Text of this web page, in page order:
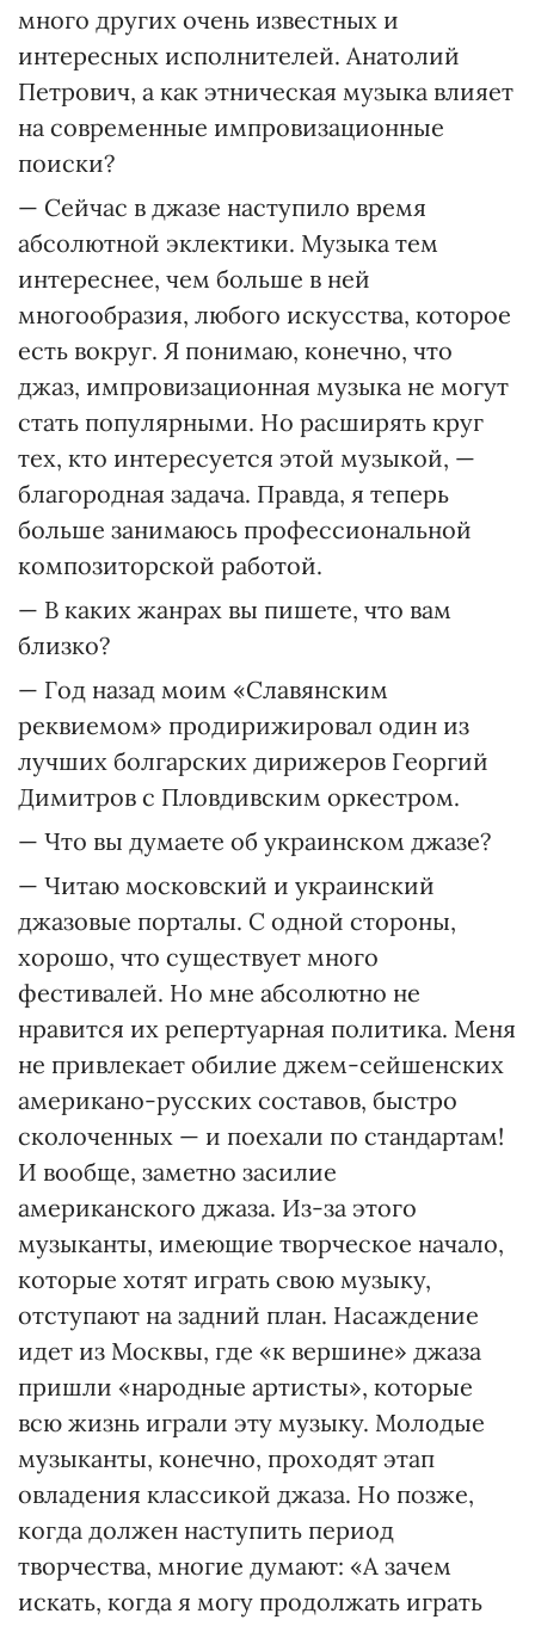
много других очень известных и
интересных исполнителей. Анатолий
Петрович, а как этническая музыка влияет
на современные импровизационные
поиски?
— Сейчас в джазе наступило время
абсолютной эклектики. Музыка тем
интереснее, чем больше в ней
многообразия, любого искусства, которое
есть вокруг. Я понимаю, конечно, что
джаз, импровизационная музыка не могут
стать популярными. Но расширять круг
тех, кто интересуется этой музыкой, —
благородная задача. Правда, я теперь
больше занимаюсь профессиональной
композиторской работой.
— В каких жанрах вы пишете, что вам
близко?
— Год назад моим «Славянским
реквиемом» продирижировал один из
лучших болгарских дирижеров Георгий
Димитров с Пловдивским оркестром.
— Что вы думаете об украинском джазе?
— Читаю московский и украинский
джазовые порталы. С одной стороны,
хорошо, что существует много
фестивалей. Но мне абсолютно не
нравится их репертуарная политика. Меня
не привлекает обилие джем-сейшенских
американо-русских составов, быстро
сколоченных — и поехали по стандартам!
И вообще, заметно засилие
американского джаза. Из-за этого
музыканты, имеющие творческое начало,
которые хотят играть свою музыку,
отступают на задний план. Насаждение
идет из Москвы, где «к вершине» джаза
пришли «народные артисты», которые
всю жизнь играли эту музыку. Молодые
музыканты, конечно, проходят этап
овладения классикой джаза. Но позже,
когда должен наступить период
творчества, многие думают: «А зачем
искать, когда я могу продолжать играть